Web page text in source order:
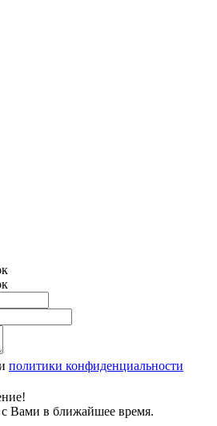
политики конфиденциальности
Вами в ближайшее время.